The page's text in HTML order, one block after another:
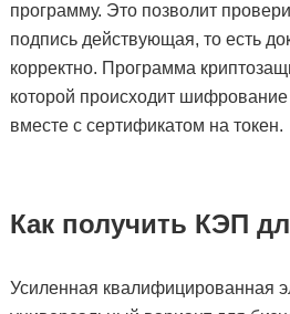
программу. Это позволит
подпись действующая, то есть
корректно. Программа
которой происходит
вместе с сертификатом на токен.
Как получить КЭП
Усиленная квалифицированная